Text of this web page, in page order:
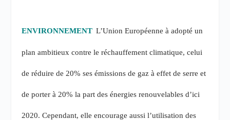
ENVIRONNEMENT L’Union Européenne à adopté un
plan ambitieux contre le réchauffement climatique, celui
de réduire de 20% ses émissions de gaz à effet de serre et
de porter à 20% la part des énergies renouvelables d’ici
2020. Cependant, elle encourage aussi l’utilisation des